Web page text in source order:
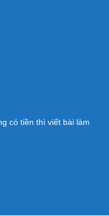
có tiền thì viết bài làm